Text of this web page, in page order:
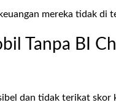
mereka tidak di
Tanpa BI
dan tidak terikat skor